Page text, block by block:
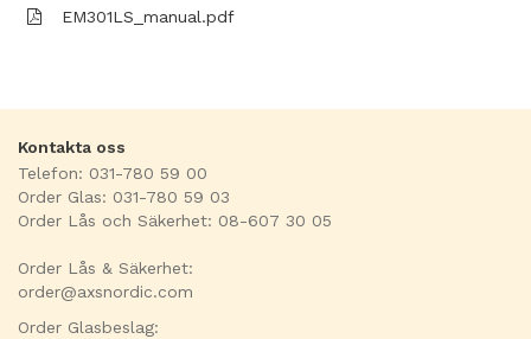
EM301LS_manual.pdf
Kontakta oss
Telefon: 031-780 59 00
Order Glas: 031-780 59 03
Order Lås och Säkerhet: 08-607 30 05
Order Lås & Säkerhet:
order@axsnordic.com
Order Glasbeslag: